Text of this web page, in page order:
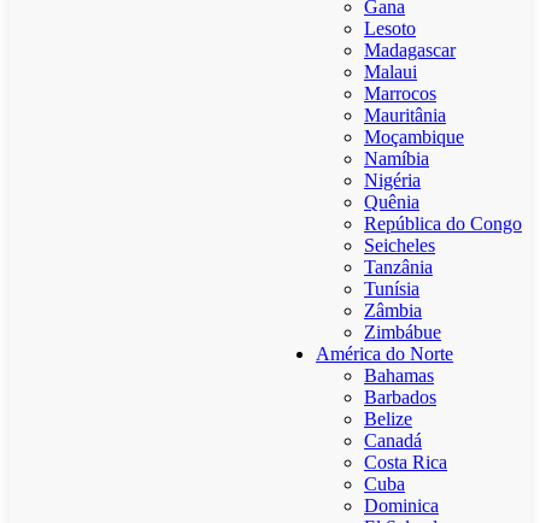
Gana
Lesoto
Madagascar
Malaui
Marrocos
Mauritânia
Moçambique
Namíbia
Nigéria
Quênia
República do Congo
Seicheles
Tanzânia
Tunísia
Zâmbia
Zimbábue
América do Norte
Bahamas
Barbados
Belize
Canadá
Costa Rica
Cuba
Dominica